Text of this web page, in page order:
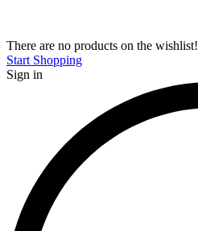
There are no products on the wishlist!
Start Shopping
Sign in